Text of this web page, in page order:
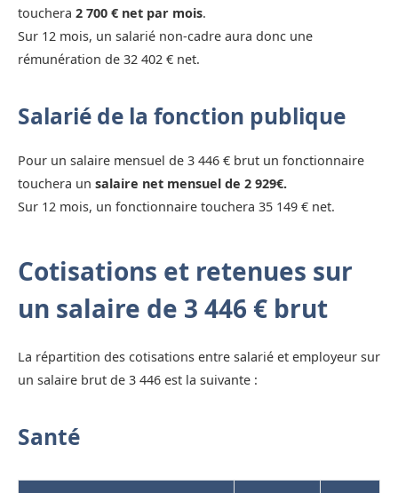
touchera 2 700 € net par mois.
Sur 12 mois, un salarié non-cadre aura donc une
rémunération de 32 402 € net.
Salarié de la fonction publique
Pour un salaire mensuel de 3 446 € brut un fonctionnaire
touchera un salaire net mensuel de 2 929€.
Sur 12 mois, un fonctionnaire touchera 35 149 € net.
Cotisations et retenues sur
un salaire de 3 446 € brut
La répartition des cotisations entre salarié et employeur sur
un salaire brut de 3 446 est la suivante :
Santé